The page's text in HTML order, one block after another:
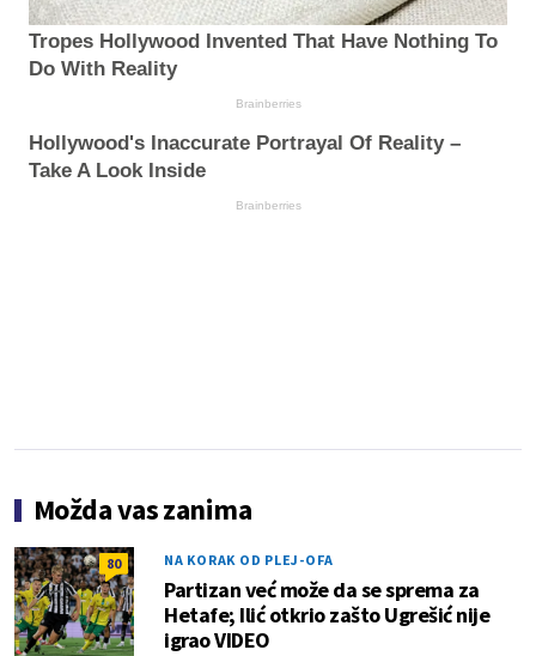
Tropes Hollywood Invented That Have Nothing To
Do With Reality
Brainberries
Hollywood's Inaccurate Portrayal Of Reality –
Take A Look Inside
Brainberries
Možda vas zanima
80 NA KORAK OD PLEJ-OFA
Partizan već može da se sprema za
Hetafe; Ilić otkrio zašto Ugrešić nije
igrao VIDEO